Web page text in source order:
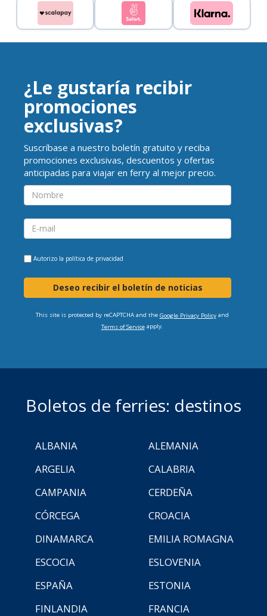
¿Le gustaría recibir
promociones
exclusivas?
Suscríbase a nuestro boletín gratuito y reciba
promociones exclusivas, descuentos y ofertas
anticipadas para viajar en ferry al mejor precio.
Autorizo la política de privacidad
Deseo recibir el boletín de noticias
This site is protected by reCAPTCHA and the Google Privacy Policyand
Terms of Serviceapply.
Boletos de ferries: destinos
ALBANIA
ALEMANIA
ARGELIA
CALABRIA
CAMPANIA
CERDEÑA
CÓRCEGA
CROACIA
DINAMARCA
EMILIA ROMAGNA
ESCOCIA
ESLOVENIA
ESPAÑA
ESTONIA
FINLANDIA
FRANCIA